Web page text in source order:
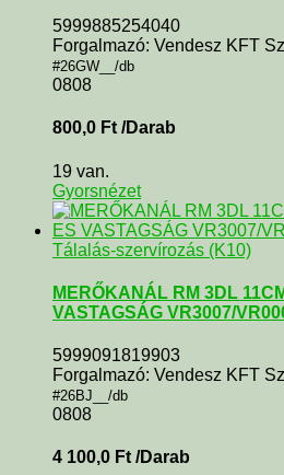
5999885254040
Forgalmazó: Vendesz KFT
#26GW__/db
0808
800,0 Ft /Darab
19 van.
Gyorsnézet
Tálalás-szervírozás (K10)
MERŐKANÁL RM 3DL
VASTAGSÁG VR3007/
5999091819903
Forgalmazó: Vendesz KFT
#26BJ__/db
0808
4 100,0 Ft /Darab